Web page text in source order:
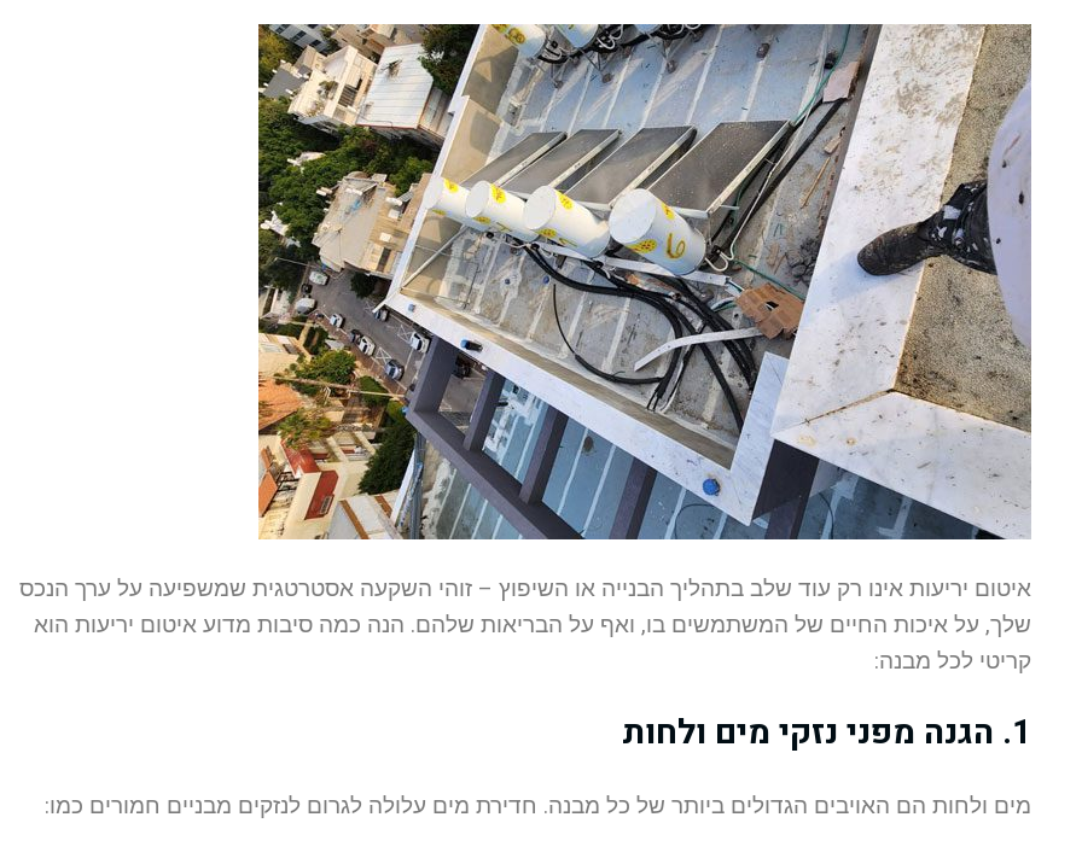
איטום יריעות אינו רק עוד שלב בתהליך הבנייה או השיפוץ – זוהי השקעה אסטרטגית שמשפיעה על ערך הנכס
שלך, על איכות החיים של המשתמשים בו, ואף על הבריאות שלהם. הנה כמה סיבות מדוע איטום יריעות הוא
קריטי לכל מבנה:
1. הגנה מפני נזקי מים ולחות
מים ולחות הם האויבים הגדולים ביותר של כל מבנה. חדירת מים עלולה לגרום לנזקים מבניים חמורים כמו: